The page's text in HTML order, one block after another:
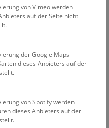
des NHM
von Vimeo werden
auf der Seite nicht
der Google Maps
dieses Anbieters auf der
von Spotify werden
dieses Anbieters auf der